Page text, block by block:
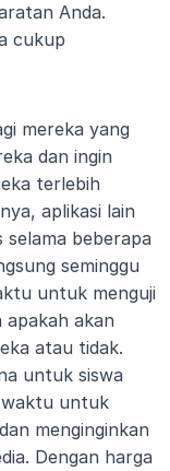
Anda.
cukup
mereka yang
dan ingin
terlebih
aplikasi lain
beberapa
seminggu
untuk menguji
apakah akan
atau tidak.
untuk siswa
untuk
menginginkan
Dengan harga